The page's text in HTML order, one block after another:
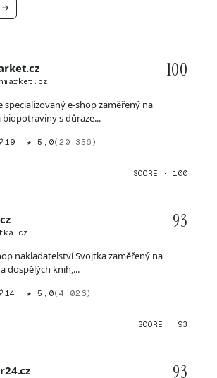
→
100
specializovaný e-shop zaměřený na
s důraze...
19 ★ 5,0(20 356)
SCORE · 100
93
nakladatelství Svojtka zaměřený na
dospělých knih,...
14 ★ 5,0(4 026)
SCORE · 93
93